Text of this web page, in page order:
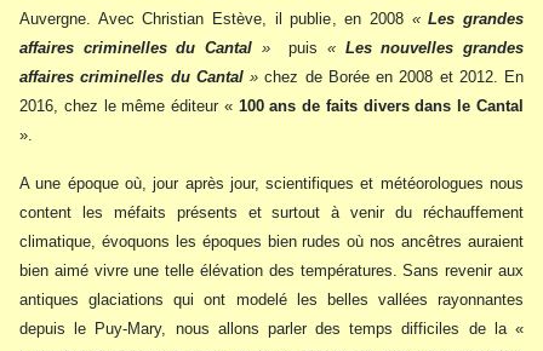
Auvergne. Avec Christian Estève, il publie, en 2008 «Les grandes
affaires criminelles du Cantal » puis « Les nouvelles grandes
affaires criminelles du Cantal»chez de Borée en 2008 et 2012. En
2016, chez le même éditeur «100 ans de faits divers dans le Cantal
».
A une époque où, jour après jour, scientifiques et météorologues nous
content les méfaits présents et surtout à venir du réchauffement
climatique, évoquons les époques bien rudes où nos ancêtres auraient
bien aimé vivre une telle élévation des températures. Sans revenir aux
antiques glaciations qui ont modelé les belles vallées rayonnantes
depuis le Puy-Mary, nous allons parler des temps difficiles de la «